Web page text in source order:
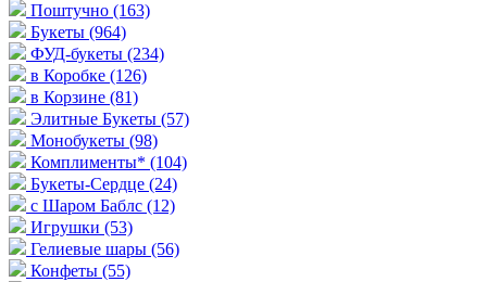
Поштучно (163)
Букеты (964)
ФУД-букеты (234)
в Коробке (126)
в Корзине (81)
Элитные Букеты (57)
Монобукеты (98)
Комплименты* (104)
Букеты-Сердце (24)
с Шаром Баблс (12)
Игрушки (53)
Гелиевые шары (56)
Конфеты (55)